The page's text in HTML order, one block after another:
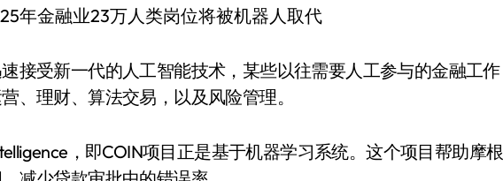
接受新一代的人工智能技术，某些以往需要人工参与的金融工作
、理财、算法交易，以及风险管理。
，即COIN项目正是基于机器学习系统。这个项目帮助摩根